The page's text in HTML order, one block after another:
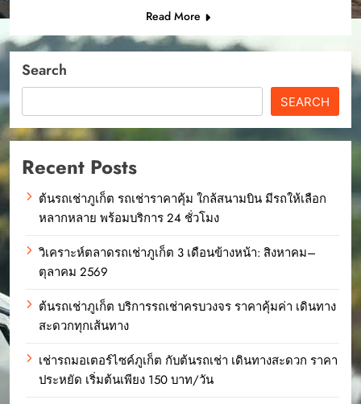
Read More
Search
SEARCH
Recent Posts
ต้นรถเช่าภูเก็ต รถเช่าราคาคุ้ม ใกล้สนามบิน มีรถให้เลือก
หลากหลาย พร้อมบริการ 24 ชั่วโมง
วิเคราะห์ตลาดรถเช่าภูเก็ต 3 เดือนข้างหน้า: สิงหาคม–
ตุลาคม 2569
ต้นรถเช่าภูเก็ต บริการรถเช่าครบวงจร ราคาคุ้มค่า เดินทาง
สะดวกทุกเส้นทาง
เช่ารถมอเตอร์ไซค์ภูเก็ต กับต้นรถเช่า เดินทางสะดวก ราคา
ประหยัด เริ่มต้นเพียง 150 บาท/วัน